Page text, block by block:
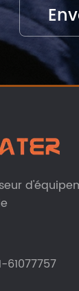
61077757